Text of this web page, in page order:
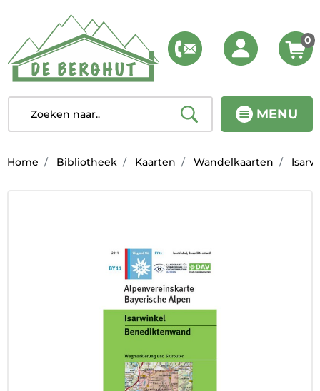
MENU
0
Home Bibliotheek Kaarten Wandelkaarten